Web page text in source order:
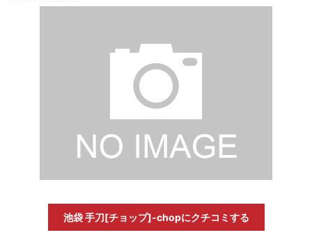
池袋 手刀[チョップ]-chopにクチコミする